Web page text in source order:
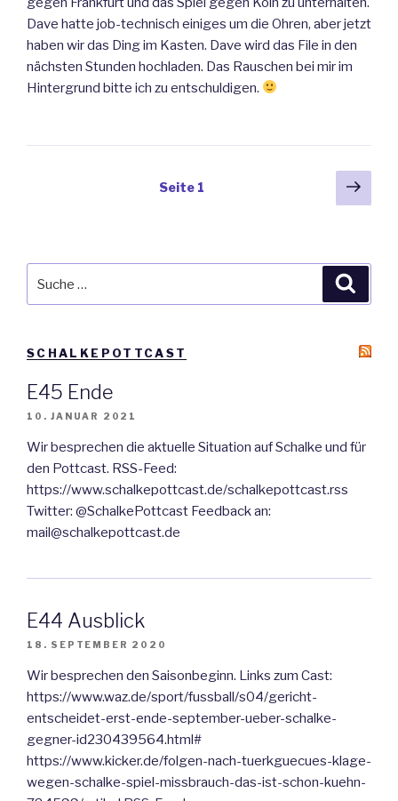
Dave hatte job-technisch einiges um die Ohren, aber jetzt
haben wir das Ding im Kasten. Dave wird das File in den
nächsten Stunden hochladen. Das Rauschen bei mir im
Hintergrund bitte ich zu entschuldigen.
Beitragsnavigation
Seite 1
SCHALKEPOTTCAST
E45 Ende
10. JANUAR 2021
Wir besprechen die aktuelle Situation auf Schalke und für
den Pottcast. RSS-Feed:
https://www.schalkepottcast.de/schalkepottcast.rss
Twitter: @SchalkePottcast Feedback an:
mail@schalkepottcast.de
E44 Ausblick
18. SEPTEMBER 2020
Wir besprechen den Saisonbeginn. Links zum Cast:
https://www.waz.de/sport/fussball/s04/gericht-
entscheidet-erst-ende-september-ueber-schalke-
gegner-id230439564.html#
https://www.kicker.de/folgen-nach-tuerkguecues-klage-
wegen-schalke-spiel-missbrauch-das-ist-schon-kuehn-